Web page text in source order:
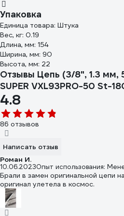
Упаковка
Единица товара: Штука
Вес, кг: 0.19
Длина, мм: 154
Ширина, мм: 90
Высота, мм: 22
Отзывы Цепь (3/8", 1.3 мм,
SUPER VXL93PRO-50 St-
4.8
86 отзывов
Написать отзыв
Роман И.
10.06.2023Опыт использования:
Брали в замен оригинальной цепи
оригинал улетела в космос.